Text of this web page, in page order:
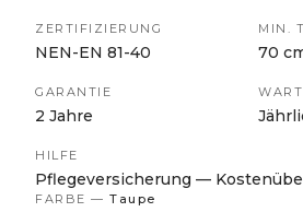
ZERTIFIZIERUNG
NEN-EN 81-40
MIN.
70
GARANTIE
2 Jahre
HILFE
Pflegeversicherung —
FARBE — Taupe